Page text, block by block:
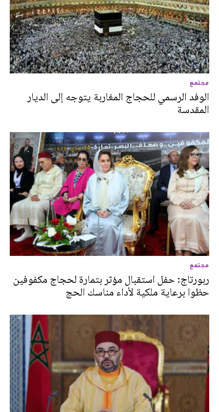
مجتمع
الوفد الرسمي للحجاج المغاربة يتوجه إلى الديار
المقدسة
مجتمع
ربورتاج: حفل استقبال مؤثر بتمارة لحجاج مكفوفين
حظوا برعاية ملكية لأداء مناسك الحج